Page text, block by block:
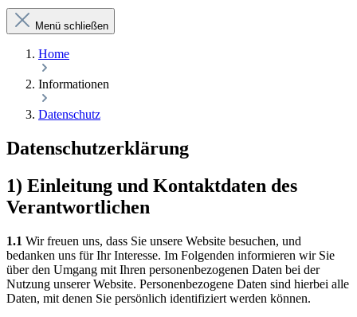
Menü schließen
Home
Informationen
Datenschutz
Datenschutzerklärung
1) Einleitung und Kontaktdaten des
Verantwortlichen
1.1 Wir freuen uns, dass Sie unsere Website besuchen, und
bedanken uns für Ihr Interesse. Im Folgenden informieren wir Sie
über den Umgang mit Ihren personenbezogenen Daten bei der
Nutzung unserer Website. Personenbezogene Daten sind hierbei alle
Daten, mit denen Sie persönlich identifiziert werden können.